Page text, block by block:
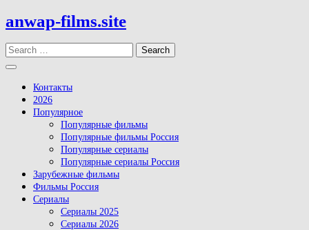
Skip
to
content
anwap-films.site
Search
Open
Button
Контакты
2026
Популярное
Популярные фильмы
Популярные фильмы Россия
Популярные сериалы
Популярные сериалы Россия
Зарубежные фильмы
Фильмы Россия
Сериалы
Сериалы 2025
Сериалы 2026